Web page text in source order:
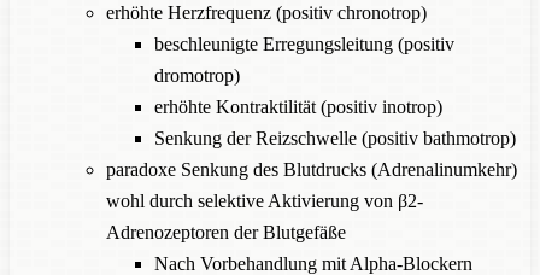
erhöhte Herzfrequenz (positiv chronotrop)
beschleunigte Erregungsleitung (positiv
dromotrop)
erhöhte Kontraktilität (positiv inotrop)
Senkung der Reizschwelle (positiv bathmotrop)
paradoxe Senkung des Blutdrucks (Adrenalinumkehr)
wohl durch selektive Aktivierung von β2-
Adrenozeptoren der Blutgefäße
Nach Vorbehandlung mit Alpha-Blockern